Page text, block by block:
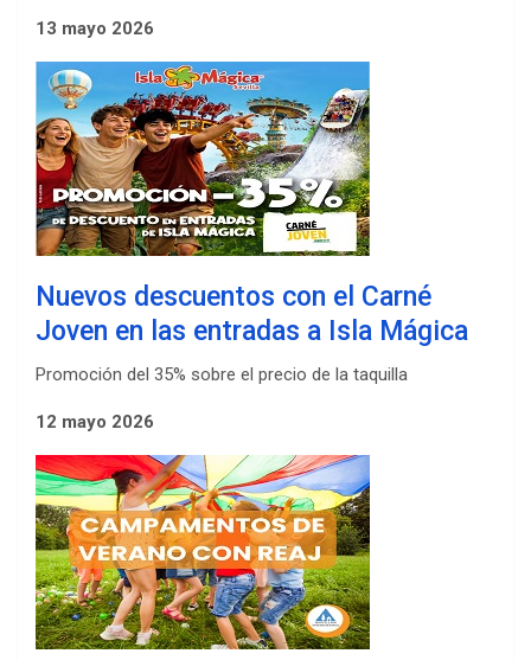
13 mayo 2026
Nuevos descuentos con el Carné
Joven en las entradas a Isla Mágica
Promoción del 35% sobre el precio de la taquilla
12 mayo 2026